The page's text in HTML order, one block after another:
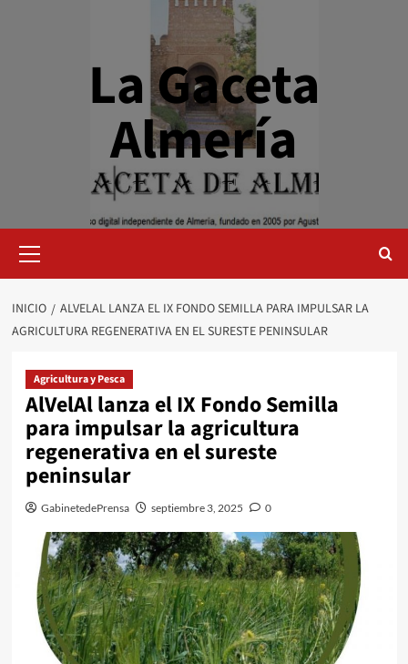
La Gaceta
Almería
primario
INICIO
ALVELAL LANZA EL IX FONDO SEMILLA PARA IMPULSAR LA
AGRICULTURA REGENERATIVA EN EL SURESTE PENINSULAR
Agricultura y Pesca
AlVelAl lanza el IX Fondo Semilla
para impulsar la agricultura
regenerativa en el sureste
peninsular
GabinetedePrensa septiembre 3, 2025 0